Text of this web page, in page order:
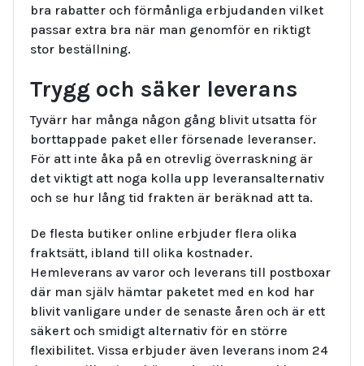
bra rabatter och förmånliga erbjudanden vilket
passar extra bra när man genomför en riktigt
stor beställning.
Trygg och säker leverans
Tyvärr har många någon gång blivit utsatta för
borttappade paket eller försenade leveranser.
För att inte åka på en otrevlig överraskning är
det viktigt att noga kolla upp leveransalternativ
och se hur lång tid frakten är beräknad att ta.
De flesta butiker online erbjuder flera olika
fraktsätt, ibland till olika kostnader.
Hemleverans av varor och leverans till postboxar
där man själv hämtar paketet med en kod har
blivit vanligare under de senaste åren och är ett
säkert och smidigt alternativ för en större
flexibilitet. Vissa erbjuder även leverans inom 24